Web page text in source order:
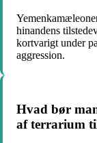
hinandens
kortvarigt under
aggression.
Hvad bør
af terrarium